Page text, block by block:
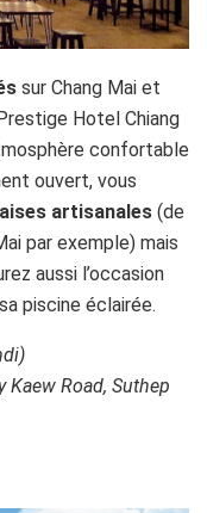
sur Chang Mai et
Hotel Chiang
confortable
ouvert, vous
artisanales (de
par exemple) mais
aussi l’occasion
piscine éclairée.
Road, Suthep